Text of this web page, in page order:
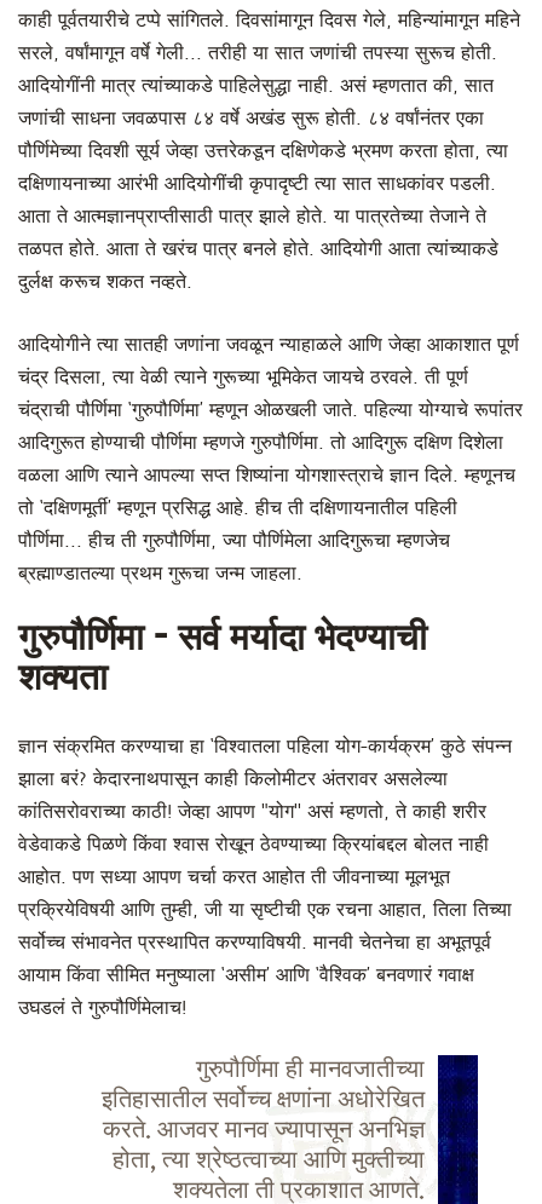
काही पूर्वतयारीचे टप्पे सांगितले. दिवसांमागून दिवस गेले, महिन्यांमागून महिने
सरले, वर्षांमागून वर्षे गेली... तरीही या सात जणांची तपस्या सुरूच होती.
आदियोगींनी मात्र त्यांच्याकडे पाहिलेसुद्धा नाही. असं म्हणतात की, सात
जणांची साधना जवळपास ८४ वर्षे अखंड सुरू होती. ८४ वर्षांनंतर एका
पौर्णिमेच्या दिवशी सूर्य जेव्हा उत्तरेकडून दक्षिणेकडे भ्रमण करता होता, त्या
दक्षिणायनाच्या आरंभी आदियोगींची कृपादृष्टी त्या सात साधकांवर पडली.
आता ते आत्मज्ञानप्राप्तीसाठी पात्र झाले होते. या पात्रतेच्या तेजाने ते
तळपत होते. आता ते खरंच पात्र बनले होते. आदियोगी आता त्यांच्याकडे
दुर्लक्ष करूच शकत नव्हते.
आदियोगीने त्या सातही जणांना जवळून न्याहाळले आणि जेव्हा आकाशात पूर्ण
चंद्र दिसला, त्या वेळी त्याने गुरूच्या भूमिकेत जायचे ठरवले. ती पूर्ण
चंद्राची पौर्णिमा ‘गुरुपौर्णिमा’ म्हणून ओळखली जाते. पहिल्या योग्याचे रूपांतर
आदिगुरूत होण्याची पौर्णिमा म्हणजे गुरुपौर्णिमा. तो आदिगुरू दक्षिण दिशेला
वळला आणि त्याने आपल्या सप्त शिष्यांना योगशास्त्राचे ज्ञान दिले. म्हणूनच
तो ‘दक्षिणमूर्ती’ म्हणून प्रसिद्ध आहे. हीच ती दक्षिणायनातील पहिली
पौर्णिमा... हीच ती गुरुपौर्णिमा, ज्या पौर्णिमेला आदिगुरूचा म्हणजेच
ब्रह्माण्डातल्या प्रथम गुरूचा जन्म जाहला.
गुरुपौर्णिमा - सर्व मर्यादा भेदण्याची
शक्यता
ज्ञान संक्रमित करण्याचा हा ‘विश्वातला पहिला योग-कार्यक्रम’ कुठे संपन्न
झाला बरं? केदारनाथपासून काही किलोमीटर अंतरावर असलेल्या
कांतिसरोवराच्या काठी! जेव्हा आपण "योग'' असं म्हणतो, ते काही शरीर
वेडेवाकडे पिळणे किंवा श्वास रोखून ठेवण्याच्या क्रियांबद्दल बोलत नाही
आहोत. पण सध्या आपण चर्चा करत आहोत ती जीवनाच्या मूलभूत
प्रक्रियेविषयी आणि तुम्ही, जी या सृष्टीची एक रचना आहात, तिला तिच्या
सर्वोच्च संभावनेत प्रस्थापित करण्याविषयी. मानवी चेतनेचा हा अभूतपूर्व
आयाम किंवा सीमित मनुष्याला ‘असीम’ आणि ‘वैश्विक’ बनवणारं गवाक्ष
उघडलं ते गुरुपौर्णिमेलाच!
गुरुपौर्णिमा ही मानवजातीच्या
इतिहासातील सर्वोच्च क्षणांना अधोरेखित
करते. आजवर मानव ज्यापासून अनभिज्ञ
होता, त्या श्रेष्ठत्वाच्या आणि मुक्तीच्या
शक्यतेला ती प्रकाशात आणते.